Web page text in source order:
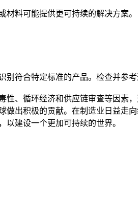
料可能提供更可持续的解决方案。
合特定标准的产品。检查并参考
、循环经济和供应链审查等因素，
出积极的贡献。在制造业日益走
建设一个更加可持续的世界。